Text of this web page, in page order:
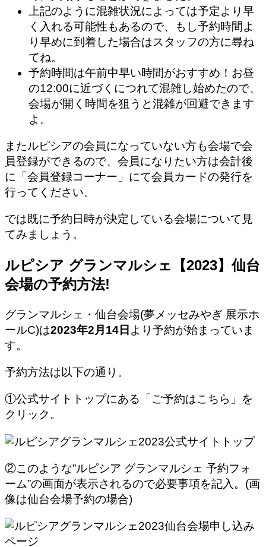
上記のように混雑状況によっては予定より早
く入れる可能性もあるので、もし予約時間よ
り早めに到着した場合はスタッフの方に尋ね
てね。
予約時間は午前中早い時間がおすすめ！お昼
の12:00に近づくにつれて混雑し始めたので、
会場が開く時間を狙うと混雑が回避できます
よ。
またルピシアの会員になっていない方も会場で会
員登録ができるので、会員になりたい方は会計後
に「会員登録コーナー」にて会員カードの発行を
行ってください。
では既に予約日時が決定している会場について見
てみましょう。
ルピシア グランマルシェ【2023】仙台
会場の予約方法!
グランマルシェ・仙台会場(夢メッセみやぎ 展示ホ
ールC)は2023年2月14日 より予約が始まっていま
す。
予約方法は以下の通り。
①公式サイトトップにある「ご予約はこちら」を
クリック。
②このような”ルピシア グランマルシェ 予約フォ
ーム”の画面が表示されるので必要事項を記入。(画
像は仙台会場予約の場合)